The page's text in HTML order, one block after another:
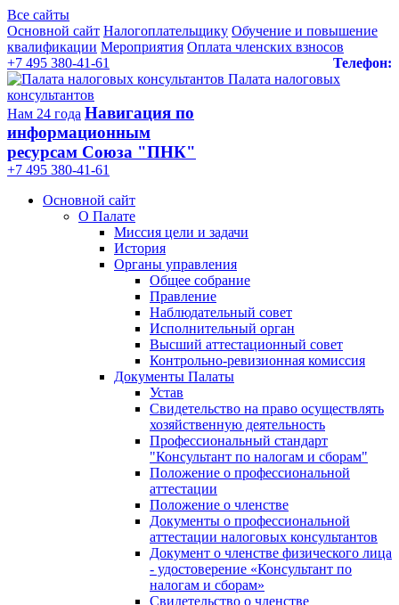
Все сайты
Основной сайт Налогоплательщику Обучение и повышение
квалификации Мероприятия Оплата членских взносов
Телефон:
+7 495 380-41-61
Палата налоговых
консультантов
Нам 24 года Навигация по
информационным
ресурсам Союза "ПНК"
+7 495 380‑41‑61
Основной сайт
О Палате
Миссия цели и задачи
История
Органы управления
Общее собрание
Правление
Наблюдательный совет
Исполнительный орган
Высший аттестационный совет
Контрольно-ревизионная комиссия
Документы Палаты
Устав
Свидетельство на право осуществлять
хозяйственную деятельность
Профессиональный стандарт
"Консультант по налогам и сборам"
Положение о профессиональной
аттестации
Положение о членстве
Документы о профессиональной
аттестации налоговых консультантов
Документ о членстве физического лица
- удостоверение «Консультант по
налогам и сборам»
Свидетельство о членстве